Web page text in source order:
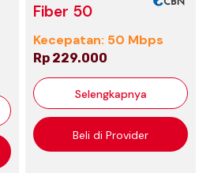
Fiber 50
Kecepatan: 50 Mbps
Rp 229.000
Selengkapnya
Beli di Provider